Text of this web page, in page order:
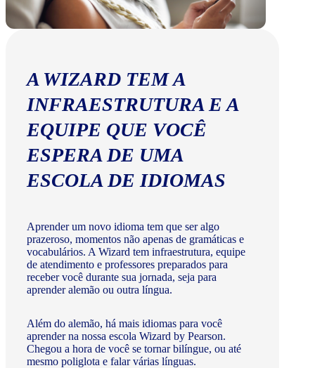
A WIZARD TEM A
INFRAESTRUTURA E A
EQUIPE QUE VOCÊ
ESPERA DE UMA
ESCOLA DE IDIOMAS
Aprender um novo idioma tem que ser algo
prazeroso, momentos não apenas de gramáticas e
vocabulários. A Wizard tem infraestrutura, equipe
de atendimento e professores preparados para
receber você durante sua jornada, seja para
aprender alemão ou outra língua.
Além do alemão, há mais idiomas para você
aprender na nossa escola Wizard by Pearson.
Chegou a hora de você se tornar bilíngue, ou até
mesmo poliglota e falar várias línguas.